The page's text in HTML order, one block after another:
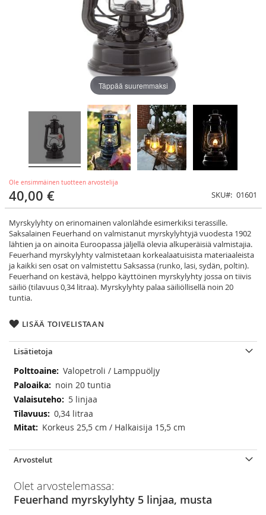
Ole ensimmäinen tuotteen arvostelija
40,00 € SKU 01601
Myrskylyhty on erinomainen valonlähde esimerkiksi terassille.
Saksalainen Feuerhand on valmistanut myrskylyhtyjä vuodesta 1902
lähtien ja on ainoita Euroopassa jäljellä olevia alkuperäisiä valmistajia.
Feuerhand myrskylyhty valmistetaan korkealaatuisista materiaaleista
ja kaikki sen osat on valmistettu Saksassa (runko, lasi, sydän, poltin).
Feuerhand on kestävä, helppo käyttöinen myrskylyhty jossa on tiivis
säiliö (tilavuus 0,34 litraa). Myrskylyhty palaa säiliöllisellä noin 20
tuntia.
LISÄÄ TOIVELISTAAN
Täppää suuremmaksi
Lisätietoja
Lisätietoja
Valopetroli / Lamppuöljy
noin 20 tuntia
5 linjaa
0,34 litraa
Korkeus 25,5 cm / Halkaisija 15,5 cm
Arvostelut
Olet arvostelemassa:
Feuerhand myrskylyhty 5 linjaa, musta